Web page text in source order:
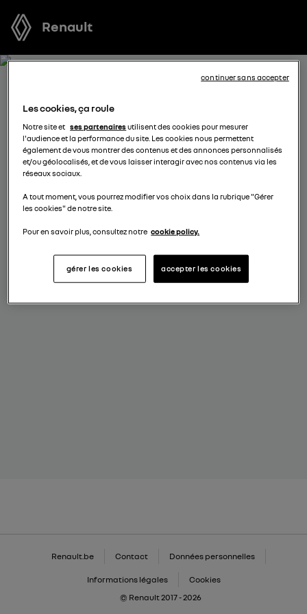
Renault
RECEVEZ GRATUITEMENT
VOTRE OFFRE POUR MEGANE
E-TECH ELECTRIC
proposer l’offre la plus avantageuse, des solutions de
conseiller dans votre projet d’achat.
complétez vos coordonnées
Renault.be Contact Données personnelles
Informations légales
Cookies
© Renault 2017 - 2026
Les cookies, ça roule
Notre site et ses partenairesutilisent des cookies pour mesurer
l'audience et la performance du site. Les cookies nous permettent
également de vous montrer des contenus et des annonces personnalisés
et/ou géolocalisés, et de vous laisser interagir avec nos contenus via les
réseaux sociaux.
A tout moment, vous pourrez modifier vos choix dans la rubrique "Gérer
les cookies" de notre site.
Pour en savoir plus, consultez notre cookie policy.
accepter les cookies
gérer les cookies
continuer sans accepter